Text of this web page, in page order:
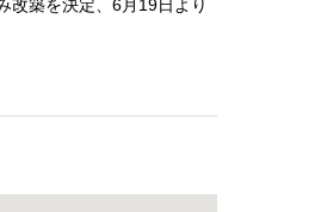
改築を決定、6月19日より